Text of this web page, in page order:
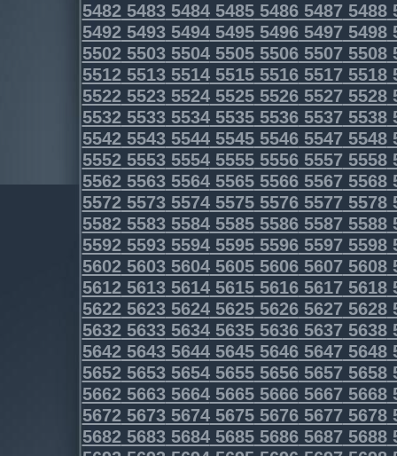
5482548354845485548654875488
5492549354945495549654975498
5502550355045505550655075508
5512551355145515551655175518
5522552355245525552655275528
5532553355345535553655375538
5542554355445545554655475548
5552555355545555555655575558
5562556355645565556655675568
5572557355745575557655775578
5582558355845585558655875588
5592559355945595559655975598
5602560356045605560656075608
5612561356145615561656175618
5622562356245625562656275628
5632563356345635563656375638
5642564356445645564656475648
5652565356545655565656575658
5662566356645665566656675668
5672567356745675567656775678
5682568356845685568656875688